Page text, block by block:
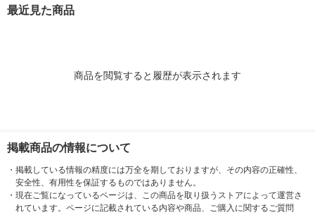
最近見た商品
商品を閲覧すると履歴が表示されます
掲載商品の情報について
・ 掲載している情報の精度には万全を期しておりますが、その内容の正確性、
安全性、有用性を保証するものではありません。
・ 現在ご覧になっているページは、この商品を取り扱うストアによって運営さ
れています。ページに記載されている内容や商品、ご購入に関するご質問